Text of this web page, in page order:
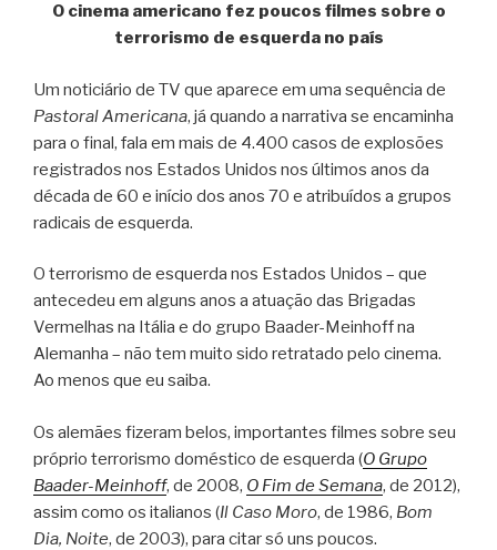
O cinema americano fez poucos filmes sobre o
terrorismo de esquerda no país
Um noticiário de TV que aparece em uma sequência de
Pastoral Americana, já quando a narrativa se encaminha
para o final, fala em mais de 4.400 casos de explosões
registrados nos Estados Unidos nos últimos anos da
década de 60 e início dos anos 70 e atribuídos a grupos
radicais de esquerda.
O terrorismo de esquerda nos Estados Unidos – que
antecedeu em alguns anos a atuação das Brigadas
Vermelhas na Itália e do grupo Baader-Meinhoff na
Alemanha – não tem muito sido retratado pelo cinema.
Ao menos que eu saiba.
Os alemães fizeram belos, importantes filmes sobre seu
próprio terrorismo doméstico de esquerda (O Grupo
Baader-Meinhoff, de 2008, O Fim de Semana, de 2012),
assim como os italianos (Il Caso Moro, de 1986, Bom
Dia, Noite, de 2003), para citar só uns poucos.